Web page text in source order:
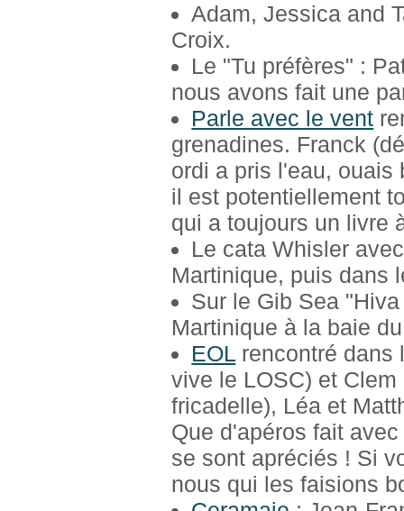
Adam, Jessica and
Croix.
Le "Tu préfères" :
nous avons fait une
Parle avec le vent
grenadines. Franck
ordi a pris l'eau, ouais
il est potentiellement
qui a toujours un livre
Le cata Whisler
Martinique, puis dans
Sur le Gib Sea
Martinique à la baie
EOL rencontré dans
vive le LOSC) et
fricadelle), Léa et
Que d'apéros fait
se sont apréciés ! Si
nous qui les faisions